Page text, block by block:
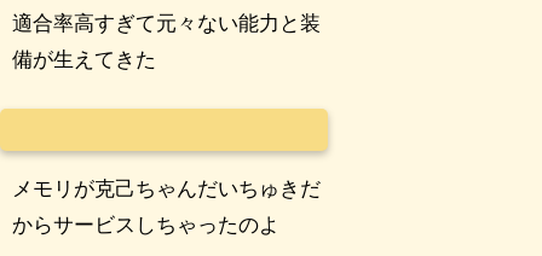
適合率高すぎて元々ない能力と装
備が生えてきた
メモリが克己ちゃんだいちゅきだ
からサービスしちゃったのよ